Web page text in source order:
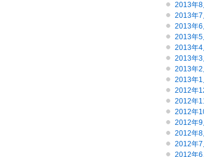
2013年8
2013年7
2013年6
2013年5
2013年4
2013年3
2013年2
2013年1
2012年
2012年
2012年
2012年9
2012年8
2012年7
2012年6